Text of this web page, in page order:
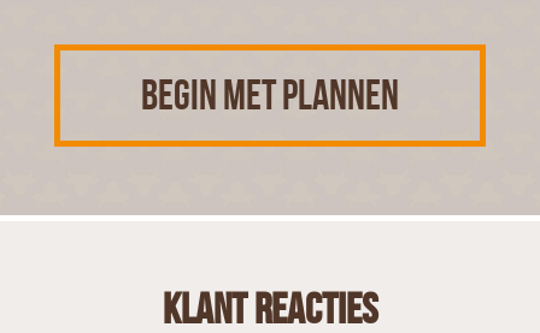
BEGIN MET PLANNEN
Klant reacties